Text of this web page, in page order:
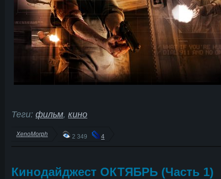
Теги: фильм, кино
XenoMorph 2 349 4
Кинодайджест ОКТЯБРЬ (Часть 1)